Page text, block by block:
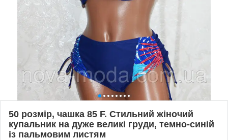
50 розмір, чашка 85 F. Стильний жіночий
купальник на дуже великі груди, темно-синій
із пальмовим листям